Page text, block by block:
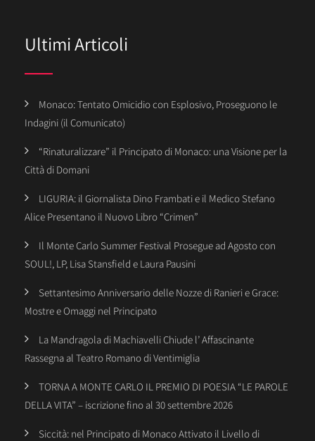
Ultimi Articoli
Monaco: Tentato Omicidio con Esplosivo, Proseguono le
Indagini (il Comunicato)
“Rinaturalizzare” il Principato di Monaco: una Visione per la
Città di Domani
LIGURIA: il Giornalista Dino Frambati e il Medico Stefano
Alice Presentano il Nuovo Libro “Crimen”
Il Monte Carlo Summer Festival Prosegue ad Agosto con
SOUL!, LP, Lisa Stansfield e Laura Pausini
Settantesimo Anniversario delle Nozze di Ranieri e Grace:
Mostre e Omaggi nel Principato
La Mandragola di Machiavelli Chiude l’ Affascinante
Rassegna al Teatro Romano di Ventimiglia
TORNA A MONTE CARLO IL PREMIO DI POESIA “LE PAROLE
DELLA VITA” – iscrizione fino al 30 settembre 2026
Siccità: nel Principato di Monaco Attivato il Livello di